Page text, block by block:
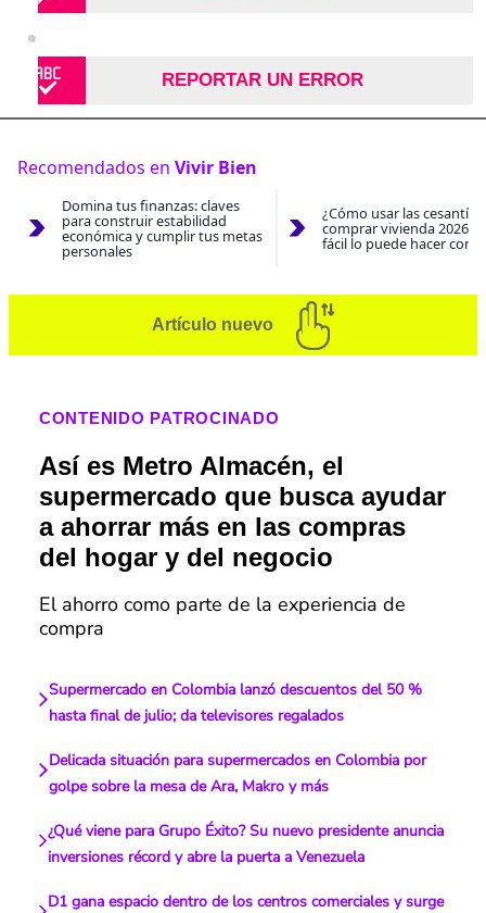
REPORTAR UN ERROR
Recomendados en Vivir Bien
Domina tus finanzas: claves
para construir estabilidad
económica y cumplir tus metas
personales
¿Cómo usar las
comprar vivienda 2026?
fácil lo puede hacer con
Artículo nuevo
CONTENIDO PATROCINADO
Así es Metro Almacén, el
supermercado que busca ayudar
a ahorrar más en las compras
del hogar y del negocio
El ahorro como parte de la experiencia de
compra
Supermercado en Colombia lanzó descuentos del 50 %
hasta final de julio; da televisores regalados
Delicada situación para supermercados en Colombia por
golpe sobre la mesa de Ara, Makro y más
¿Qué viene para Grupo Éxito? Su nuevo presidente anuncia
inversiones récord y abre la puerta a Venezuela
D1 gana espacio dentro de los centros comerciales y surge